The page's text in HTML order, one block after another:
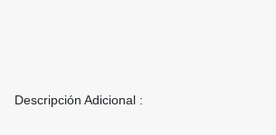
Descripción Adicional :